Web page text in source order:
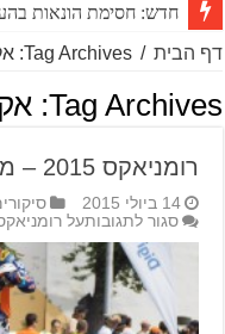
חדש: חסימת הונאות
דף הבית / Tag Archives: אקסטרים אנדורו
Tag Archives:
רומניאקס 2015 – מתחילים
14 ביולי 2015
סגור לתגובותעל רומניאקס 2015 –